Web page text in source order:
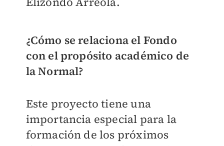
¿Cómo se relaciona el Fondo
con el propósito académico de
la Normal?
Este proyecto tiene una
importancia especial para la
formación de los próximos